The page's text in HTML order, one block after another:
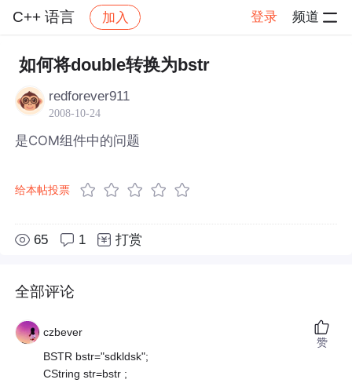
C++ 语言 加入 登录 频道
社区 C++ 语言 帖子详情
如何将double转换为bstr
redforever911
2008-10-24
是COM组件中的问题
给本帖投票
65 1 打赏
全部评论
czbever
BSTR bstr="sdkldsk";
CString str=bstr ;
赞